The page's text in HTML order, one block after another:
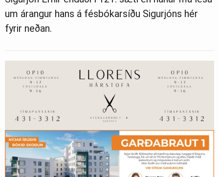
um árangur hans á fésbókarsíðu Sigurjóns hér
fyrir neðan.